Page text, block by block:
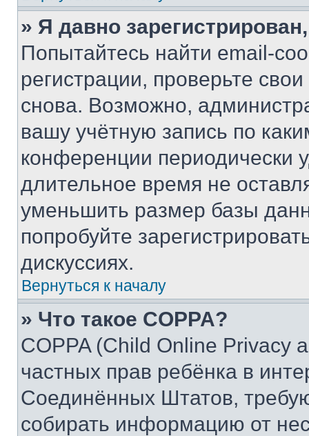
» Я давно
Попытайтесь найти email-
регистрации, проверьте
снова. Возможно,
вашу учётную запись по
конференции периодически
длительное время не
уменьшить размер базы
попробуйте
дискуссиях.
Вернуться к началу
» Что такое COPPA?
COPPA (Child Online Privacy
частных прав ребёнка в
Соединённых Штатов,
собирать информацию от